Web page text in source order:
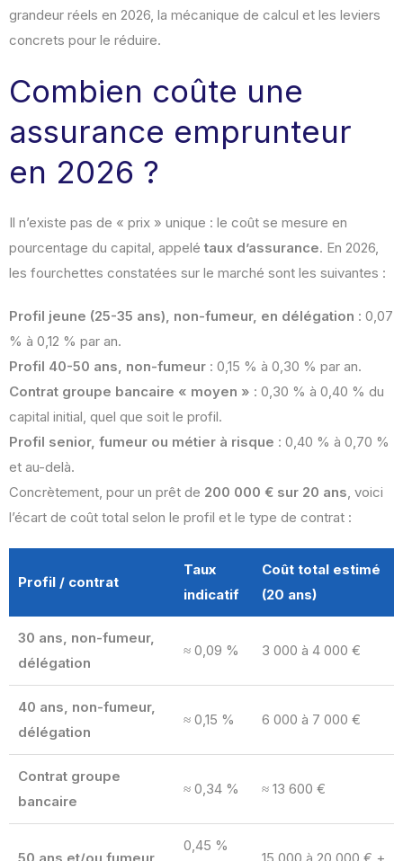
grandeur réels en 2026, la mécanique de calcul et les leviers
concrets pour le réduire.
Combien coûte une
assurance emprunteur
en 2026 ?
Il n’existe pas de « prix » unique : le coût se mesure en
pourcentage du capital, appelé taux d’assurance. En 2026,
les fourchettes constatées sur le marché sont les suivantes :
Profil jeune (25-35 ans), non-fumeur, en délégation : 0,07
% à 0,12 % par an.
Profil 40-50 ans, non-fumeur : 0,15 % à 0,30 % par an.
Contrat groupe bancaire « moyen » : 0,30 % à 0,40 % du
capital initial, quel que soit le profil.
Profil senior, fumeur ou métier à risque : 0,40 % à 0,70 %
et au-delà.
Concrètement, pour un prêt de 200 000 € sur 20 ans, voici
l’écart de coût total selon le profil et le type de contrat :
Profil / contrat
Taux
indicatif
Coût total estimé
(20 ans)
30 ans, non-fumeur,
délégation
≈ 0,09 % 3 000 à 4 000 €
40 ans, non-fumeur,
délégation
≈ 0,15 % 6 000 à 7 000 €
Contrat groupe
bancaire
≈ 0,34 % ≈ 13 600 €
0,45 %